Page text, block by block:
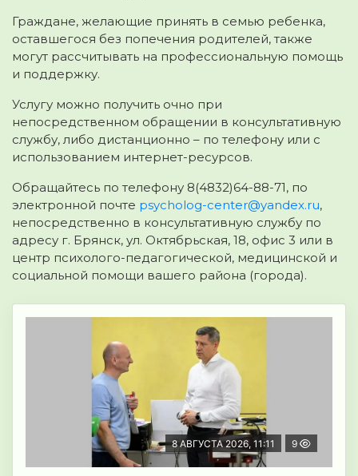
Граждане, желающие принять в семью ребенка,
оставшегося без попечения родителей, также
могут рассчитывать на профессиональную помощь
и поддержку.
Услугу можно получить очно при
непосредственном обращении в консультативную
службу, либо дистанционно – по телефону или с
использованием интернет-ресурсов.
Обращайтесь по телефону 8(4832)64-88-71, по
электронной почте psycholog-center@yandex.ru,
непосредственно в консультативную службу по
адресу г. Брянск, ул. Октябрьская, 18, офис 3 или в
центр психолого-педагогической, медицинской и
социальной помощи вашего района (города).
8 АВГУСТА 2026, 11:11 9